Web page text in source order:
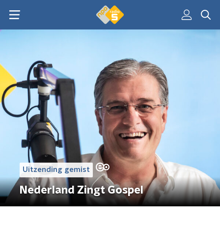
Uitzending gemist
Nederland Zingt Gospel